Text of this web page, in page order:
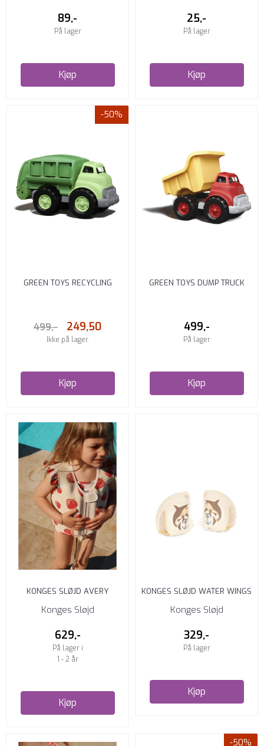
89,-
På lager
Kjøp
25,-
På lager
Kjøp
-50%
GREEN TOYS RECYCLING
499,- 249,50
Ikke på lager
Kjøp
GREEN TOYS DUMP TRUCK
499,-
På lager
Kjøp
KONGES SLØJD AVERY
SVØMMEVEST FRAGOLA
Konges Sløjd
629,-
På lager i
1 - 2 år
Kjøp
KONGES SLØJD WATER WINGS
SHARK FIN SHARK ATTACK
Konges Sløjd
329,-
På lager
Kjøp
-50%